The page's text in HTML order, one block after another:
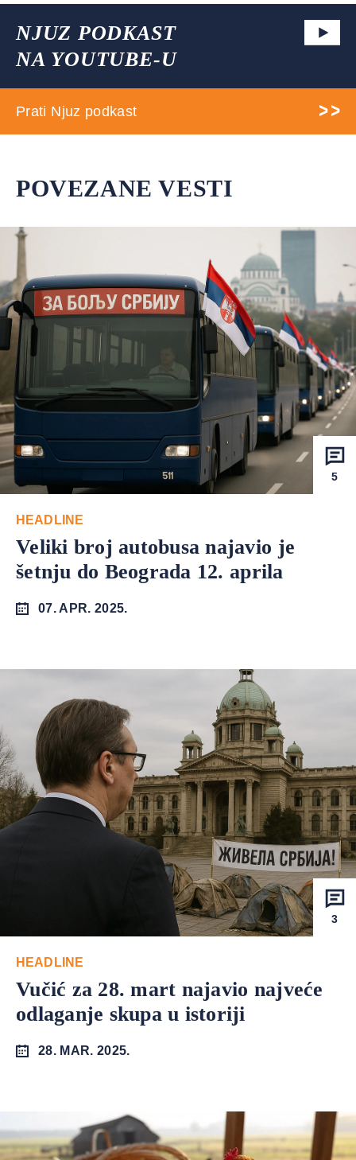
NJUZ PODKAST
NA YOUTUBE-U
Prati Njuz podkast
POVEZANE VESTI
5
HEADLINE
Veliki broj autobusa najavio je
šetnju do Beograda 12. aprila
07. APR. 2025.
3
HEADLINE
Vučić za 28. mart najavio najveće
odlaganje skupa u istoriji
28. MAR. 2025.